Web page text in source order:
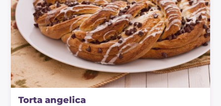
Torta angelica